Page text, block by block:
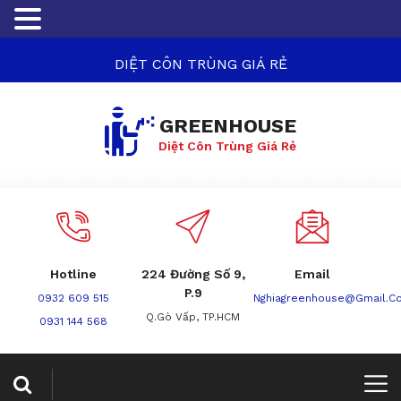
DIỆT CÔN TRÙNG GIÁ RẺ
GREENHOUSE
Diệt Côn Trùng Giá Rẻ
Hotline
0932 609 515
0931 144 568
224 Đường Số 9,
P.9
Q.Gò Vấp, TP.HCM
Email